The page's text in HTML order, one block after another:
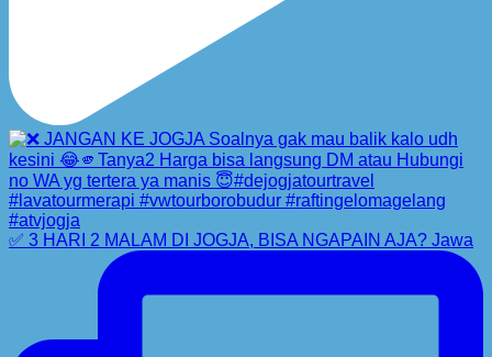
✅ 3 HARI 2 MALAM DI JOGJA, BISA NGAPAIN AJA? Jawa